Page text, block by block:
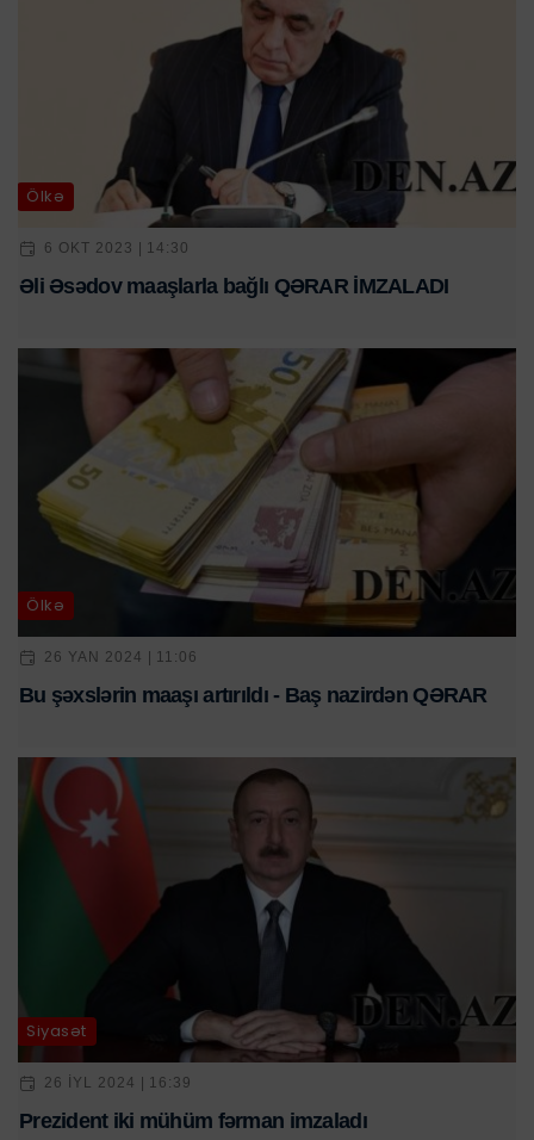
Ölkə
6 OKT 2023 | 14:30
Əli Əsədov maaşlarla bağlı QƏRAR İMZALADI
Ölkə
26 YAN 2024 | 11:06
Bu şəxslərin maaşı artırıldı - Baş nazirdən QƏRAR
Siyasət
26 IYL 2024 | 16:39
Prezident iki mühüm fərman imzaladı